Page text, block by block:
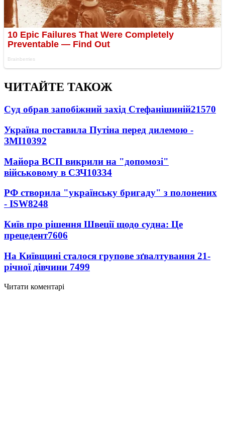
ЧИТАЙТЕ ТАКОЖ
Суд обрав запобіжний захід Стефанішиній21570
Україна поставила Путіна перед дилемою -
ЗМІ10392
Майора ВСП викрили на "допомозі"
військовому в СЗЧ10334
РФ створила "українську бригаду" з полонених
- ISW8248
Київ про рішення Швеції щодо судна: Це
прецедент7606
На Київщині сталося групове зґвалтування 21-
річної дівчини 7499
Читати коментарі